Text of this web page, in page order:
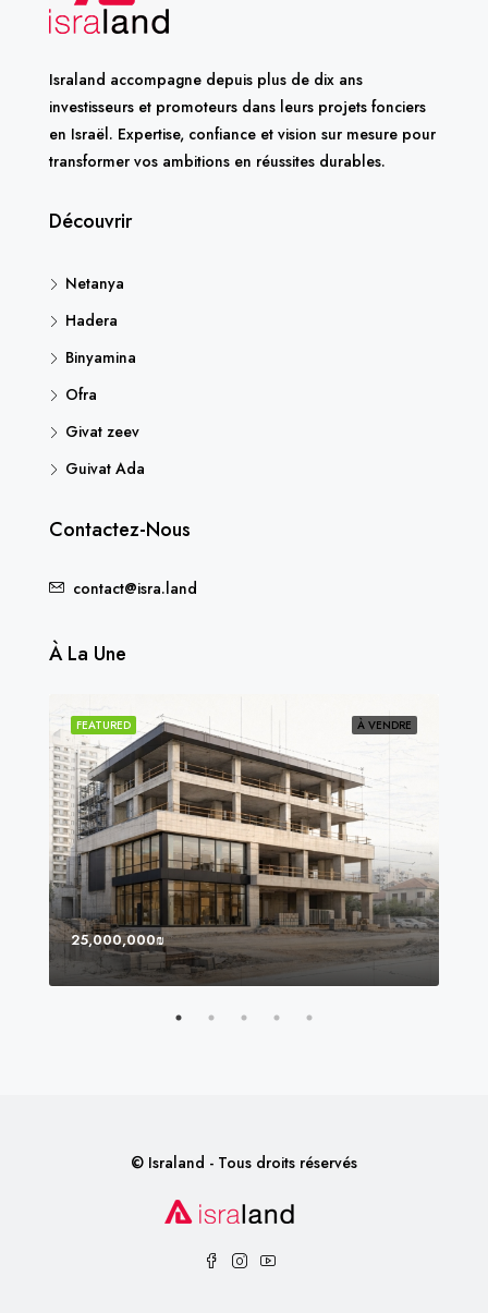
Israland accompagne depuis plus de dix ans
investisseurs et promoteurs dans leurs projets fonciers
en Israël. Expertise, confiance et vision sur mesure pour
transformer vos ambitions en réussites durables.
Découvrir
Netanya
Hadera
Binyamina
Ofra
Givat zeev
Guivat Ada
Contactez-Nous
contact@isra.land
À La Une
À VENDRE
FEATURED
25,000,000₪
© Israland - Tous droits réservés